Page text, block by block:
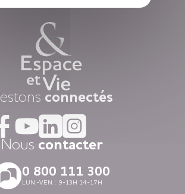
mettons à disposition des animations
vous restez libre d’y participer, une
maison », et une aide à la personne
par des équipes de professionnels
pour personnes âgées vous vivez dans
au dispositif d’appel d’urgence et la
inclues. Faites le choix du confort
la blanchisserie, l’espace coiffure-beauté
et détente à votre disposition dans vos
modernes et spécialement adaptés aux
vivez en toute autonomie dans des
des environnements soigneusement
connectés
Nous contacter
0 800 111 300
LUN.-VEN. : 9-13H 14-17H